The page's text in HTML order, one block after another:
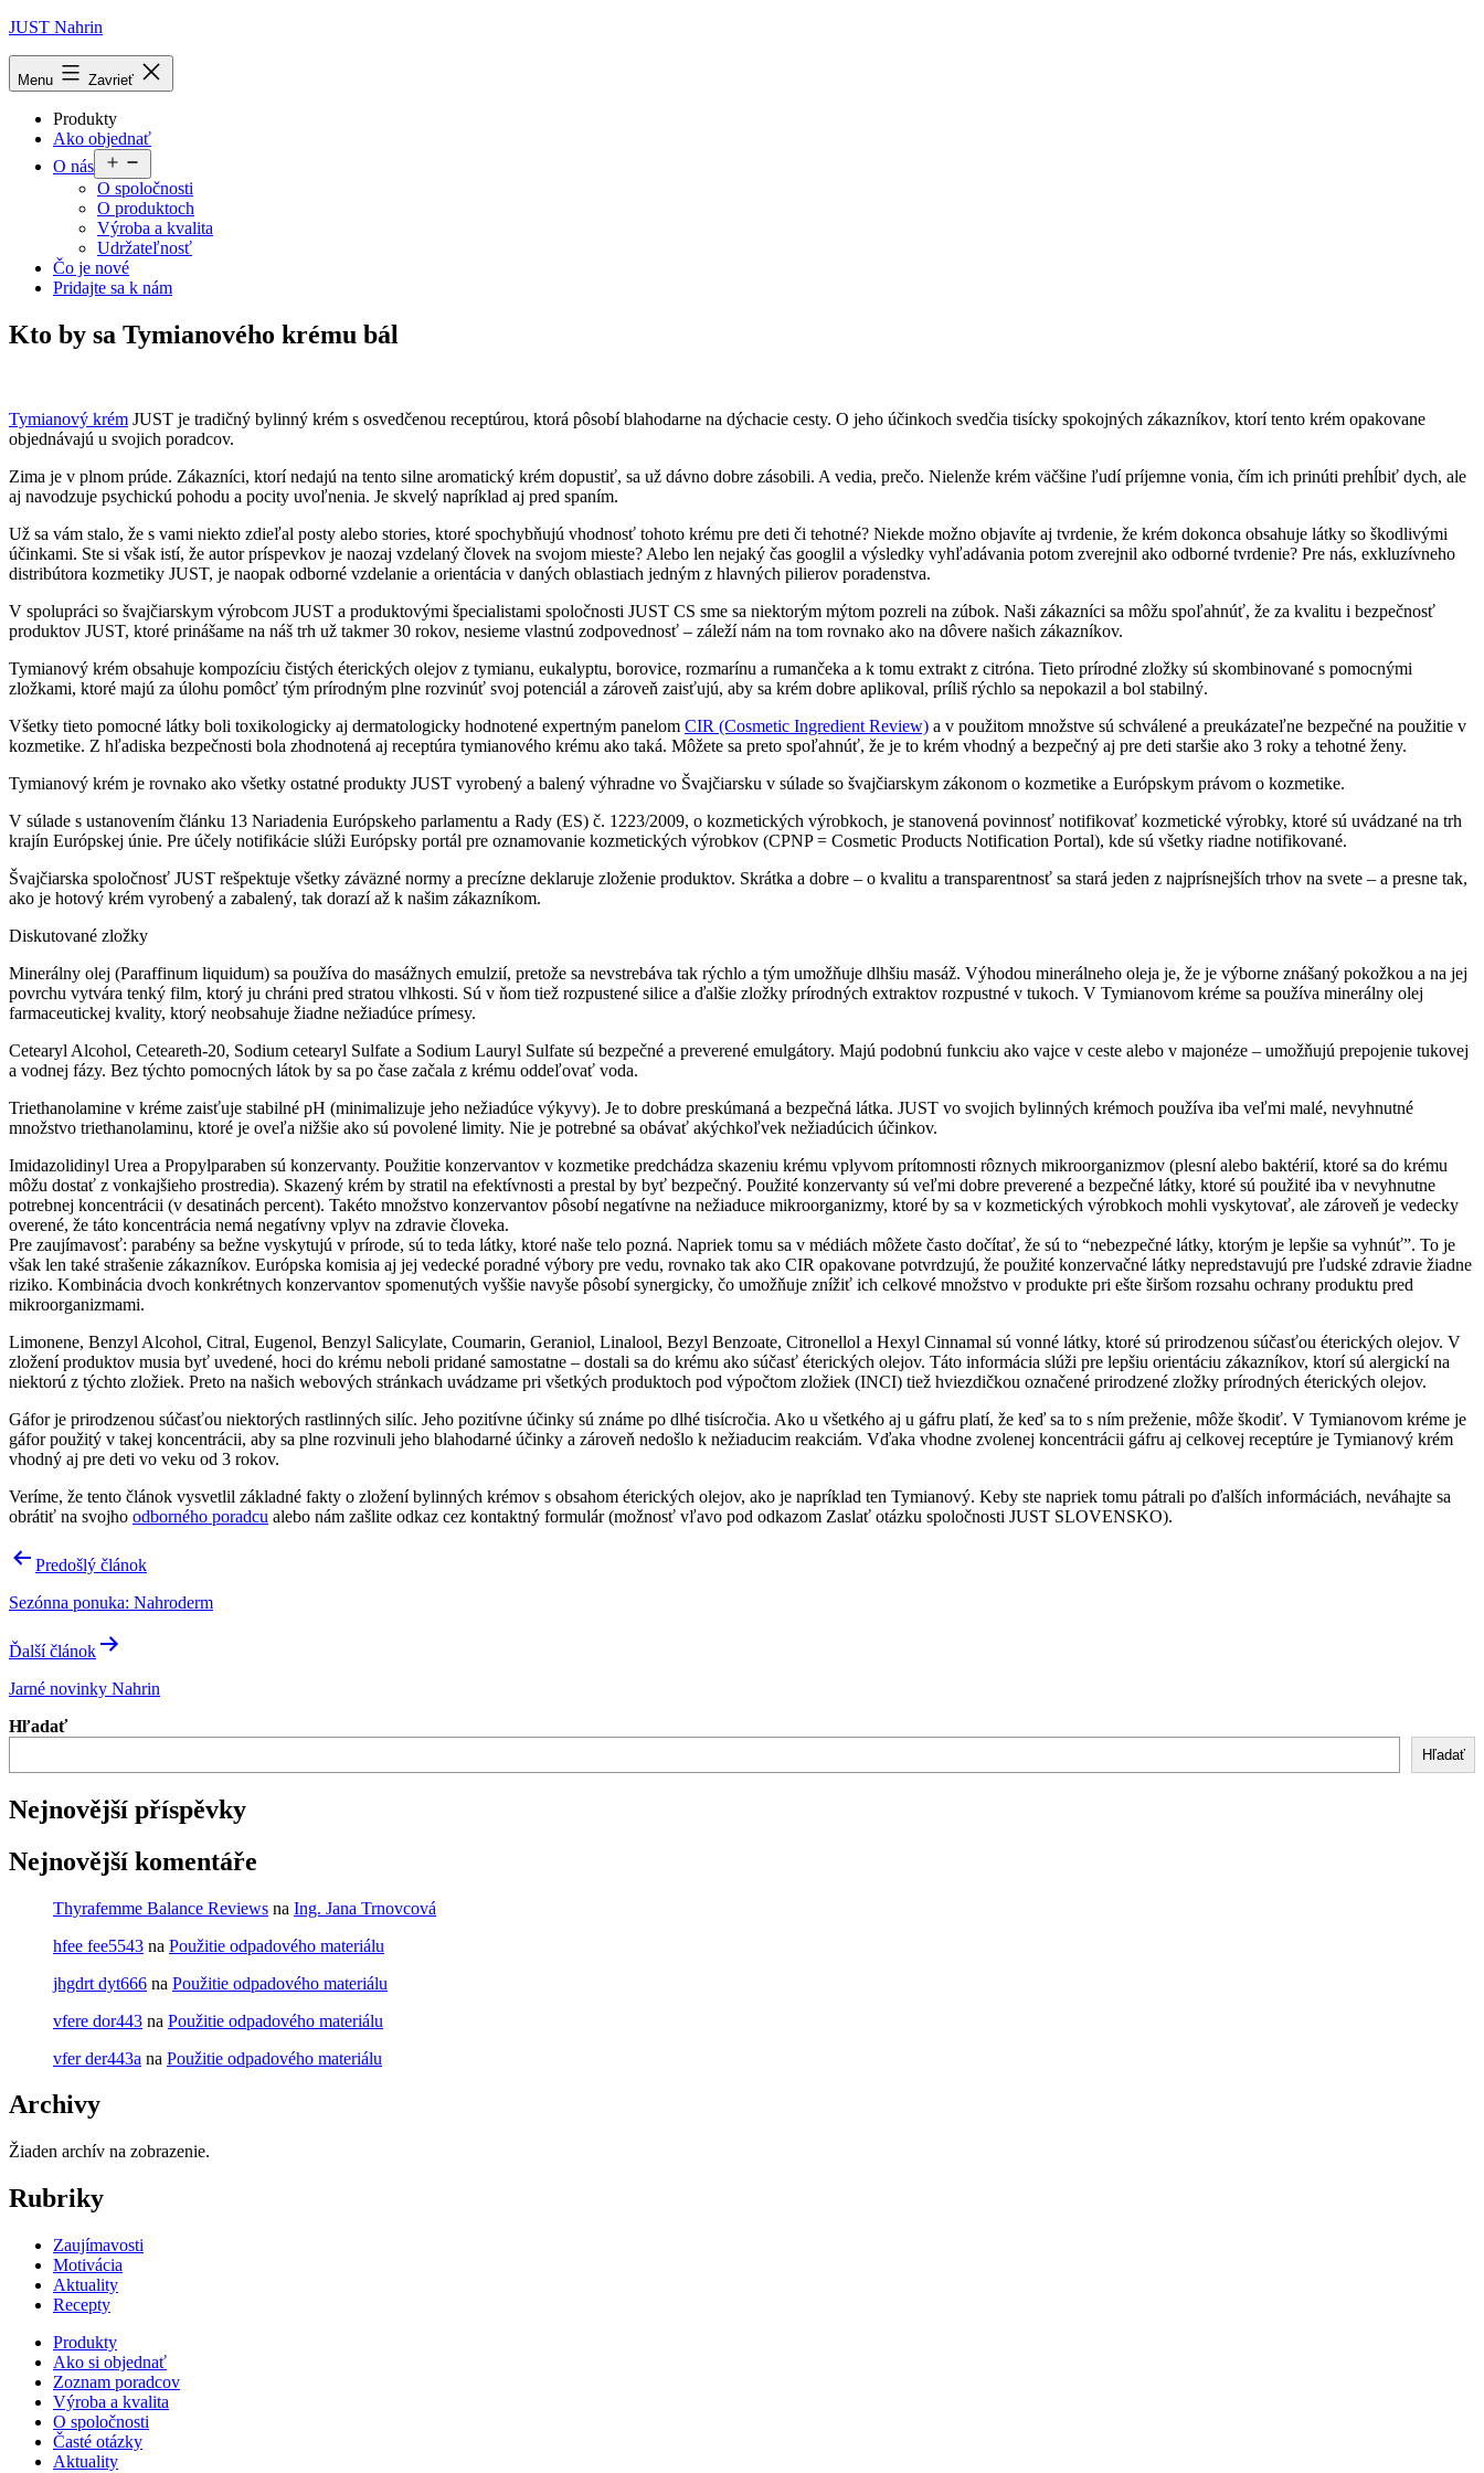
Prejsť
JUST Nahrin
Menu Zavrieť
Produkty
Ako objednať
O nás
menu
O spoločnosti
O produktoch
Výroba a kvalita
Udržateľnosť
Čo je nové
Pridajte sa k nám
Kto by sa Tymianového krému bál
Tymianový krém JUST je tradičný bylinný krém s osvedčenou receptúrou, ktorá pôsobí blahodarne na dýchacie cesty. O jeho účinkoch svedčia tisícky spokojných zákazníkov, ktorí tento krém opakovane
objednávajú u svojich poradcov.
Zima je v plnom prúde. Zákazníci, ktorí nedajú na tento silne aromatický krém dopustiť, sa už dávno dobre zásobili. A vedia, prečo. Nielenže krém väčšine ľudí príjemne vonia, čím ich prinúti prehĺbiť dych, ale
aj navodzuje psychickú pohodu a pocity uvoľnenia. Je skvelý napríklad aj pred spaním.
Už sa vám stalo, že s vami niekto zdieľal posty alebo stories, ktoré spochybňujú vhodnosť tohoto krému pre deti či tehotné? Niekde možno objavíte aj tvrdenie, že krém dokonca obsahuje látky so škodlivými
účinkami. Ste si však istí, že autor príspevkov je naozaj vzdelaný človek na svojom mieste? Alebo len nejaký čas googlil a výsledky vyhľadávania potom zverejnil ako odborné tvrdenie? Pre nás, exkluzívneho
distribútora kozmetiky JUST, je naopak odborné vzdelanie a orientácia v daných oblastiach jedným z hlavných pilierov poradenstva.
V spolupráci so švajčiarskym výrobcom JUST a produktovými špecialistami spoločnosti JUST CS sme sa niektorým mýtom pozreli na zúbok. Naši zákazníci sa môžu spoľahnúť, že za kvalitu i bezpečnosť
produktov JUST, ktoré prinášame na náš trh už takmer 30 rokov, nesieme vlastnú zodpovednosť – záleží nám na tom rovnako ako na dôvere našich zákazníkov.
Tymianový krém obsahuje kompozíciu čistých éterických olejov z tymianu, eukalyptu, borovice, rozmarínu a rumančeka a k tomu extrakt z citróna. Tieto prírodné zložky sú skombinované s pomocnými
zložkami, ktoré majú za úlohu pomôcť tým prírodným plne rozvinúť svoj potenciál a zároveň zaisťujú, aby sa krém dobre aplikoval, príliš rýchlo sa nepokazil a bol stabilný.
Všetky tieto pomocné látky boli toxikologicky aj dermatologicky hodnotené expertným panelom CIR (Cosmetic Ingredient Review) a v použitom množstve sú schválené a preukázateľne bezpečné na použitie v
kozmetike. Z hľadiska bezpečnosti bola zhodnotená aj receptúra ​​tymianového krému ako taká. Môžete sa preto spoľahnúť, že je to krém vhodný a bezpečný aj pre deti staršie ako 3 roky a tehotné ženy.
Tymianový krém je rovnako ako všetky ostatné produkty JUST vyrobený a balený výhradne vo Švajčiarsku v súlade so švajčiarskym zákonom o kozmetike a Európskym právom o kozmetike.
V súlade s ustanovením článku 13 Nariadenia Európskeho parlamentu a Rady (ES) č. 1223/2009, o kozmetických výrobkoch, je stanovená povinnosť notifikovať kozmetické výrobky, ktoré sú uvádzané na trh
krajín Európskej únie. Pre účely notifikácie slúži Európsky portál pre oznamovanie kozmetických výrobkov (CPNP = Cosmetic Products Notification Portal), kde sú všetky riadne notifikované.
Švajčiarska spoločnosť JUST rešpektuje všetky záväzné normy a precízne deklaruje zloženie produktov. Skrátka a dobre – o kvalitu a transparentnosť sa stará jeden z najprísnejších trhov na svete – a presne tak,
ako je hotový krém vyrobený a zabalený, tak dorazí až k našim zákazníkom.
Diskutované zložky
Minerálny olej (Paraffinum liquidum) sa používa do masážnych emulzií, pretože sa nevstrebáva tak rýchlo a tým umožňuje dlhšiu masáž. Výhodou minerálneho oleja je, že je výborne znášaný pokožkou a na jej
povrchu vytvára tenký film, ktorý ju chráni pred stratou vlhkosti. Sú v ňom tiež rozpustené silice a ďalšie zložky prírodných extraktov rozpustné v tukoch. V Tymianovom kréme sa používa minerálny olej
farmaceutickej kvality, ktorý neobsahuje žiadne nežiadúce prímesy.
Cetearyl Alcohol, Ceteareth-20, Sodium cetearyl Sulfate a Sodium Lauryl Sulfate sú bezpečné a preverené emulgátory. Majú podobnú funkciu ako vajce v ceste alebo v majonéze – umožňujú prepojenie tukovej
a vodnej fázy. Bez týchto pomocných látok by sa po čase začala z krému oddeľovať voda.
Triethanolamine v kréme zaisťuje stabilné pH (minimalizuje jeho nežiadúce výkyvy). Je to dobre preskúmaná a bezpečná látka. JUST vo svojich bylinných krémoch používa iba veľmi malé, nevyhnutné
množstvo triethanolaminu, ktoré je oveľa nižšie ako sú povolené limity. Nie je potrebné sa obávať akýchkoľvek nežiadúcich účinkov.
Imidazolidinyl Urea a Propylparaben sú konzervanty. Použitie konzervantov v kozmetike predchádza skazeniu krému vplyvom prítomnosti rôznych mikroorganizmov (plesní alebo baktérií, ktoré sa do krému
môžu dostať z vonkajšieho prostredia). Skazený krém by stratil na efektívnosti a prestal by byť bezpečný. Použité konzervanty sú veľmi dobre preverené a bezpečné látky, ktoré sú použité iba v nevyhnutne
potrebnej koncentrácii (v desatinách percent). Takéto množstvo konzervantov pôsobí negatívne na nežiaduce mikroorganizmy, ktoré by sa v kozmetických výrobkoch mohli vyskytovať, ale zároveň je vedecky
overené, že táto koncentrácia nemá negatívny vplyv na zdravie človeka.
Pre zaujímavosť: parabény sa bežne vyskytujú v prírode, sú to teda látky, ktoré naše telo pozná. Napriek tomu sa v médiách môžete často dočítať, že sú to “nebezpečné látky, ktorým je lepšie sa vyhnúť”. To je
však len také strašenie zákazníkov. Európska komisia aj jej vedecké poradné výbory pre vedu, rovnako tak ako CIR opakovane potvrdzujú, že použité konzervačné látky nepredstavujú pre ľudské zdravie žiadne
riziko. Kombinácia dvoch konkrétnych konzervantov spomenutých vyššie navyše pôsobí synergicky, čo umožňuje znížiť ich celkové množstvo v produkte pri ešte širšom rozsahu ochrany produktu pred
mikroorganizmami.
Limonene, Benzyl Alcohol, Citral, Eugenol, Benzyl Salicylate, Coumarin, Geraniol, Linalool, Bezyl Benzoate, Citronellol a Hexyl Cinnamal sú vonné látky, ktoré sú prirodzenou súčasťou éterických olejov. V
zložení produktov musia byť uvedené, hoci do krému neboli pridané samostatne – dostali sa do krému ako súčasť éterických olejov. Táto informácia slúži pre lepšiu orientáciu zákazníkov, ktorí sú alergickí na
niektorú z týchto zložiek. Preto na našich webových stránkach uvádzame pri všetkých produktoch pod výpočtom zložiek (INCI) tiež hviezdičkou označené prirodzené zložky prírodných éterických olejov.
Gáfor je prirodzenou súčasťou niektorých rastlinných silíc. Jeho pozitívne účinky sú známe po dlhé tisícročia. Ako u všetkého aj u gáfru platí, že keď sa to s ním preženie, môže škodiť. V Tymianovom kréme je
gáfor použitý v takej koncentrácii, aby sa plne rozvinuli jeho blahodarné účinky a zároveň nedošlo k nežiaducim reakciám. Vďaka vhodne zvolenej koncentrácii gáfru aj celkovej receptúre je Tymianový krém
vhodný aj pre deti vo veku od 3 rokov.
Veríme, že tento článok vysvetlil základné fakty o zložení bylinných krémov s obsahom éterických olejov, ako je napríklad ten Tymianový. Keby ste napriek tomu pátrali po ďalších informáciách, neváhajte sa
obrátiť na svojho odborného poradcu alebo nám zašlite odkaz cez kontaktný formulár (možnosť vľavo pod odkazom Zaslať otázku spoločnosti JUST SLOVENSKO).
Navigácia
článku
Predošlý článok
Sezónna ponuka: Nahroderm
Ďalší článok
Jarné novinky Nahrin
Hľadať
Hľadať
Nejnovější příspěvky
Nejnovější komentáře
Thyrafemme Balance Reviews na Ing. Jana Trnovcová
hfee fee5543 na Použitie odpadového materiálu
jhgdrt dyt666 na Použitie odpadového materiálu
vfere dor443 na Použitie odpadového materiálu
vfer der443a na Použitie odpadového materiálu
Archivy
Žiaden archív na zobrazenie.
Rubriky
Zaujímavosti
Motivácia
Aktuality
Recepty
Produkty
Ako si objednať
Zoznam poradcov
Výroba a kvalita
O spoločnosti
Časté otázky
Aktuality